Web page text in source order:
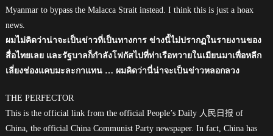
Myanmar to bypass the Malacca Strait instead. I think this is just a hoax
news.
ผมไม่คิดว่าน่าจะเป็นข่าวที่เป็นทางการ ข่างนี้ไม่ปรากฏในรายงานของ
สื่อไทยเลย และรัฐบาลก็กำลังโฟกัสไปที่ท่าเรือทวายในเมียนมาเพื่อหลีก
เลี่ยงช่องแคบมะละกาแทน … ผมคิดว่านี่น่าจะเป็นข่าวหลอกลวง
THE PERFECTOR
This is the official link from the official People’s Daily 人民日报 of
China, the official China Communist Party newspaper. In fact, China has